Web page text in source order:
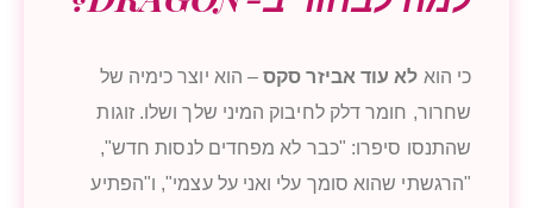
כי הוא לא עוד אביזר סקס– הוא יוצר כימיה של
שחרור, חומר דלק לחיבוק המיני שלך ושלו. זוגות
שהתנסו סיפרו: "כבר לא מפחדים לנסות חדש",
"הרגשתי שהוא סומך עלי ואני על עצמי", ו"הפתיע